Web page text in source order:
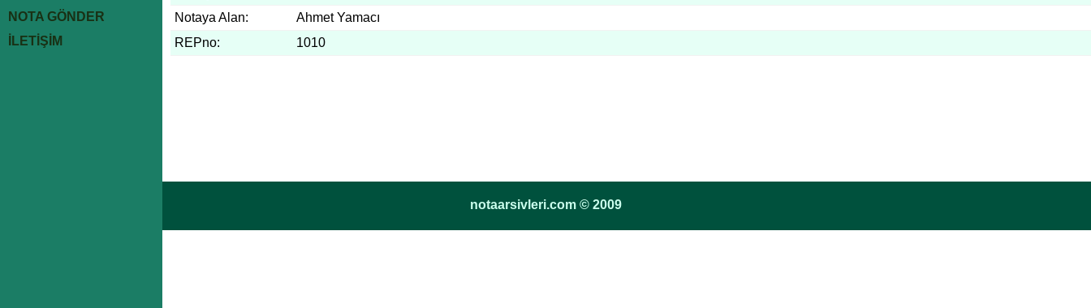
NOTA GÖNDER
İLETİŞİM
Notaya Alan:
Ahmet Yamacı
REPno:
1010
notaarsivleri.com © 2009